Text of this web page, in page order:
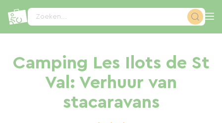
Zoeken...
Camping Les Ilots de St
Val: Verhuur van
stacaravans
Cookies beheer paneel